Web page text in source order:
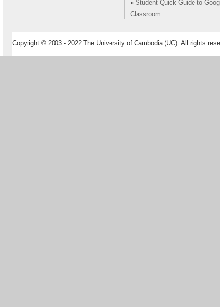
» Student Quick Guide to
Classroom
Copyright © 2003 - 2022 The University of Cambodia (UC). All rights